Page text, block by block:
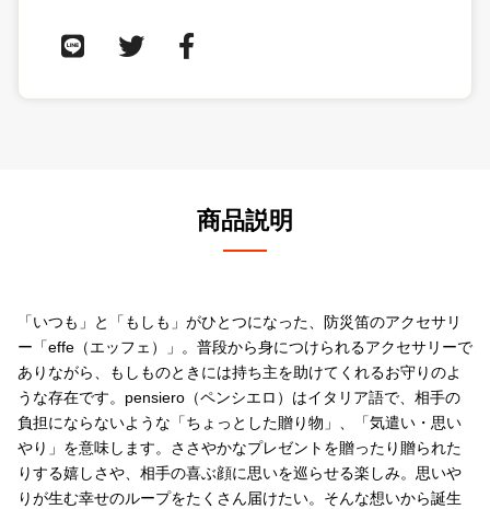
商品説明
「いつも」と「もしも」がひとつになった、防災笛のアクセサリ
ー「effe（エッフェ）」。普段から身につけられるアクセサリーで
ありながら、もしものときには持ち主を助けてくれるお守りのよ
うな存在です。pensiero（ペンシエロ）はイタリア語で、相手の
負担にならないような「ちょっとした贈り物」、「気遣い・思い
やり」を意味します。ささやかなプレゼントを贈ったり贈られた
りする嬉しさや、相手の喜ぶ顔に思いを巡らせる楽しみ。思いや
りが生む幸せのループをたくさん届けたい。そんな想いから誕生